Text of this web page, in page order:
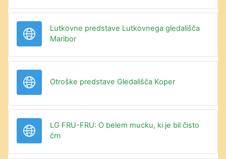
Lutkovne predstave Lutkovnega gledališča
MariborURL
Otroške predstave Gledališča KoperURL
LG FRU-FRU: O belem mucku, ki je bil čisto
črn